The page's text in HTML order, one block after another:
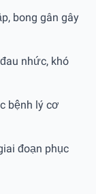
bong gân gây
nhức, khó
bệnh lý cơ
đoạn phục